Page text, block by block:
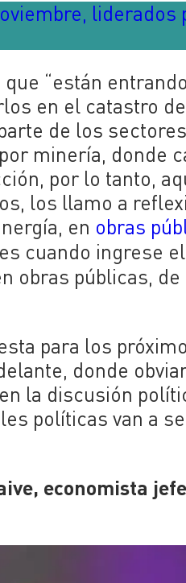
liderados
“están
en el catastro
de los
minería, donde
por lo tanto,
los llamo a
en obras
cuando ingrese
obras públicas,
para los
donde
la discusión
políticas van a
economista